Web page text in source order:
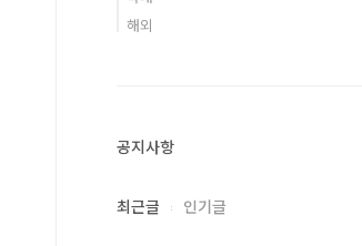
해외
공지사항
최근글 인기글